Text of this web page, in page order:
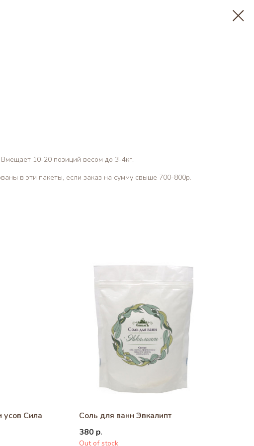
10-20 позиций весом до 3-4кг.
в эти пакеты, если заказ на сумму свыше 700-800р.
усов Сила
Соль для ванн Эвкалипт
380 р.
Out of stock